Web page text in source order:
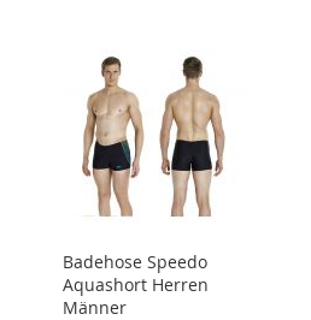
Badehose Speedo
Aquashort Herren
Männer